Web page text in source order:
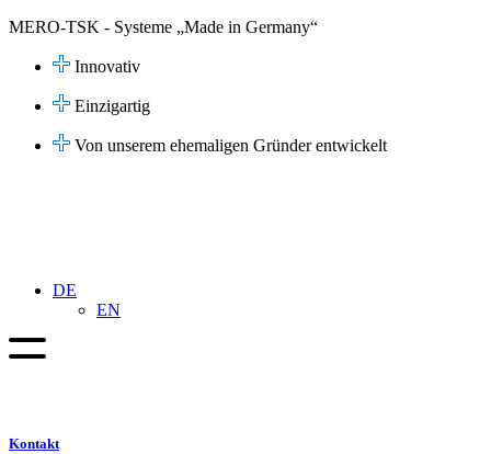
Zum
springen
MERO-TSK - Systeme „Made in Germany“
Innovativ
Einzigartig
Von unserem ehemaligen Gründer entwickelt
DE
EN
Kontakt